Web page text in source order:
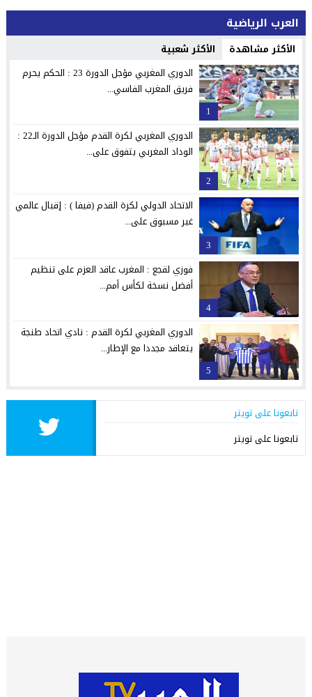
العرب الرياضية
الأكثر مشاهدة الأكثر شعبية
1
الدوري المغربي مؤجل الدورة 23 : الحكم يحرم
فريق المغرب الفاسي...
2
الدوري المغربي لكرة القدم مؤجل الدورة الـ22 :
الوداد المغربي يتفوق على...
3
الاتحاد الدولي لكرة القدم (فيفا ) : إقبال عالمي
غير مسبوق على...
4
فوزي لقجع : المغرب عاقد العزم على تنظيم
أفضل نسخة لكأس أمم...
5
الدوري المغربي لكرة القدم : نادي اتحاد طنجة
يتعاقد مجددا مع الإطار...
تابعونا على تويتر
تابعونا على تويتر